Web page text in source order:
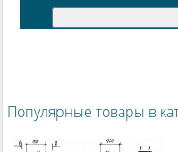
Популярные товары в